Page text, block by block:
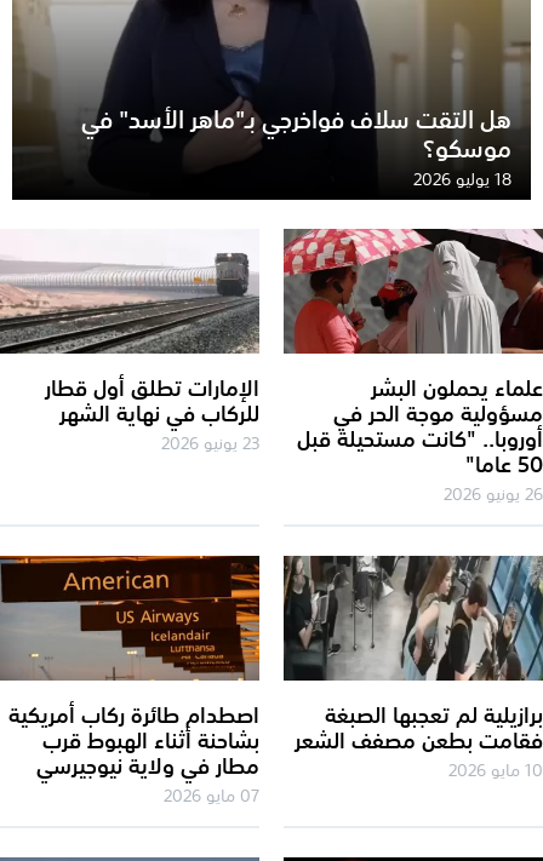
هل التقت سلاف فواخرجي بـ"ماهر الأسد" في
موسكو؟
18 يوليو 2026
يحملون البشر
موجة الحر في
"كانت مستحيلة قبل
الإمارات تطلق أول قطار
للركاب في نهاية الشهر
23 يونيو 2026
لم تعجبها الصبغة
بطعن مصفف الشعر
اصطدام طائرة ركاب أمريكية
بشاحنة أثناء الهبوط قرب
مطار في ولاية نيوجيرسي
07 مايو 2026